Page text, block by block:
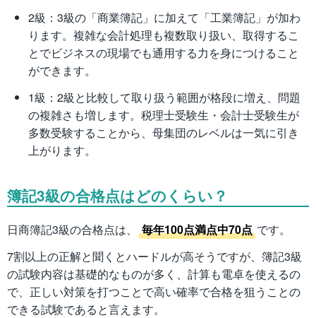
2級：3級の「商業簿記」に加えて「工業簿記」が加わ
ります。複雑な会計処理も複数取り扱い、取得するこ
とでビジネスの現場でも通用する力を身につけること
ができます。
1級：2級と比較して取り扱う範囲が格段に増え、問題
の複雑さも増します。税理士受験生・会計士受験生が
多数受験することから、母集団のレベルは一気に引き
上がります。
簿記3級の合格点はどのくらい？
日商簿記3級の合格点は、 毎年100点満点中70点 です。
7割以上の正解と聞くとハードルが高そうですが、簿記3級
の試験内容は基礎的なものが多く、計算も電卓を使えるの
で、正しい対策を打つことで高い確率で合格を狙うことの
できる試験であると言えます。